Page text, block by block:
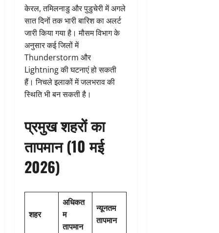
केरल, तमिलनाडु और पुडुचेरी में अगले
सात दिनों तक भारी बारिश का अलर्ट
जारी किया गया है। मौसम विभाग के
अनुसार कई जिलों में
Thunderstorm और
Lightning की घटनाएं हो सकती
हैं। निचले इलाकों में जलभराव की
स्थिति भी बन सकती है।
प्रमुख शहरों का
तापमान (10 मई
2026)
शहर
अधिकत
म
तापमान
न्यूनतम
तापमान